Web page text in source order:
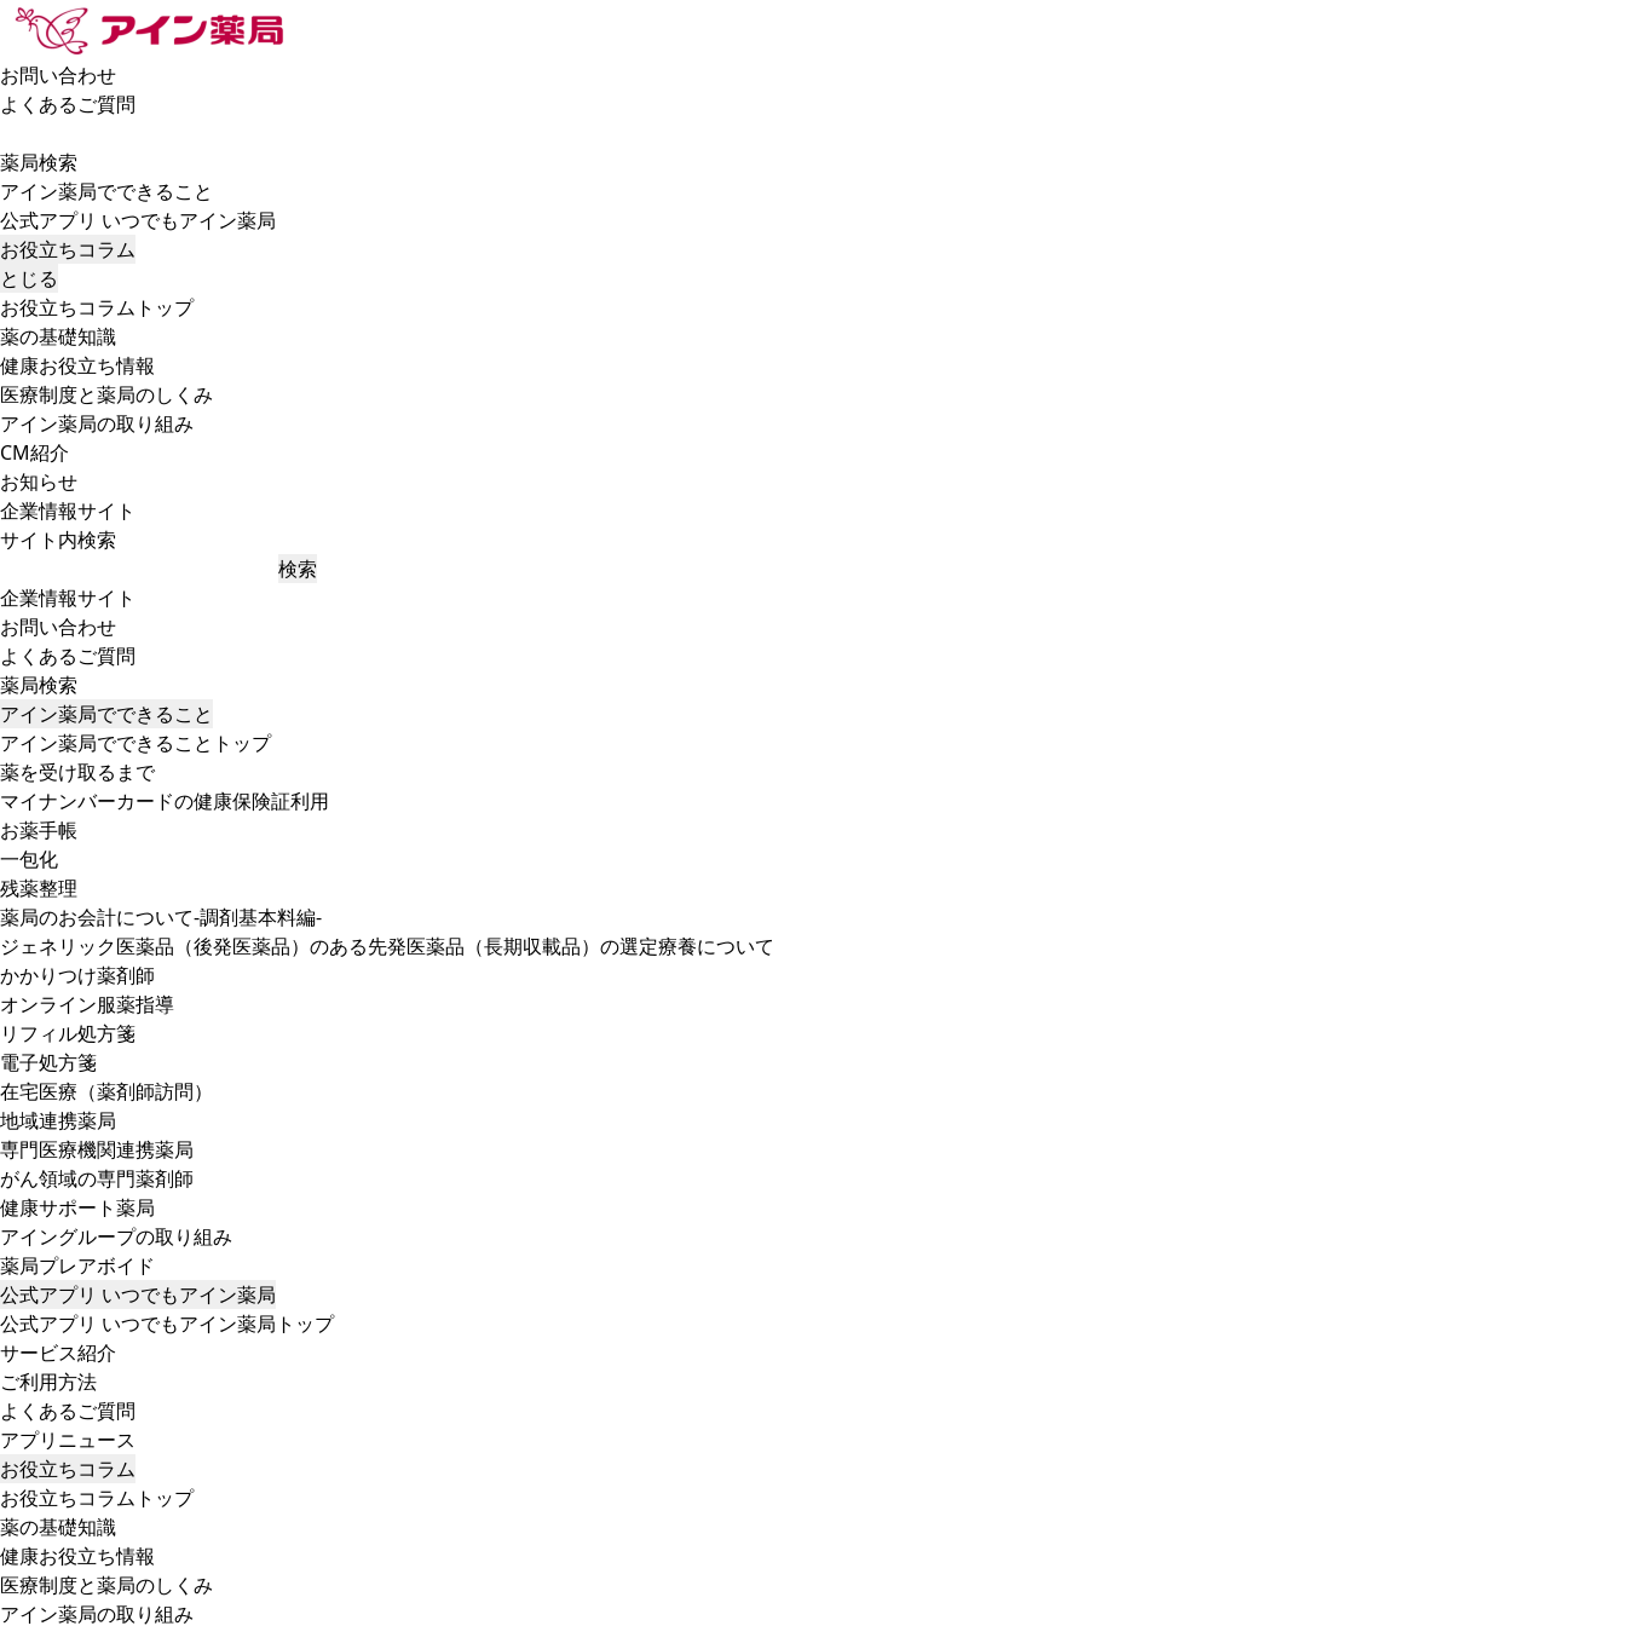
お問い合わせ
よくあるご質問
薬局検索
アイン薬局でできること
公式アプリ いつでもアイン薬局
お役立ちコラム
とじる
お役立ちコラムトップ
薬の基礎知識
健康お役立ち情報
医療制度と薬局のしくみ
アイン薬局の取り組み
CM紹介
お知らせ
企業情報サイト
サイト内検索
検索
企業情報サイト
お問い合わせ
よくあるご質問
薬局検索
アイン薬局でできること
アイン薬局でできることトップ
薬を受け取るまで
マイナンバーカードの健康保険証利用
お薬手帳
一包化
残薬整理
薬局のお会計について-調剤基本料編-
ジェネリック医薬品（後発医薬品）のある先発医薬品（長期収載品）の選定療養について
かかりつけ薬剤師
オンライン服薬指導
リフィル処方箋
電子処方箋
在宅医療（薬剤師訪問）
地域連携薬局
専門医療機関連携薬局
がん領域の専門薬剤師
健康サポート薬局
アイングループの取り組み
薬局プレアボイド
公式アプリ いつでもアイン薬局
公式アプリ いつでもアイン薬局トップ
サービス紹介
ご利用方法
よくあるご質問
アプリニュース
お役立ちコラム
お役立ちコラムトップ
薬の基礎知識
健康お役立ち情報
医療制度と薬局のしくみ
アイン薬局の取り組み